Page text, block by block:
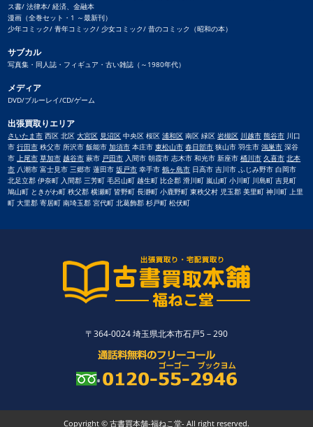
ス書/ 法律本/ 経済、金融本
漫画（全巻セット・1 ～最新刊）
少年コミック/ 青年コミック/ 少女コミック/ 昔のコミック（昭和の本）
サブカル
写真集・同人誌・フィギュア・古い雑誌（～1980年代）
メディア
DVD/ブルーレイ/CD/ゲーム
出張買取りエリア
さいたま市 西区 北区大宮区 見沼区 中央区 桜区浦和区 南区 緑区岩槻区 川越市 熊谷市 川口
市行田市 秩父市 所沢市 飯能市加須市 本庄市東松山市 春日部市 狭山市 羽生市鴻巣市 深谷
市 上尾市 草加市 越谷市 蕨市 戸田市 入間市 朝霞市 志木市 和光市 新座市桶川市 久喜市 北本
市 八潮市 富士見市 三郷市 蓮田市坂戸市 幸手市鶴ヶ島市 日高市 吉川市 ふじみ野市 白岡市
北足立郡 伊奈町 入間郡 三芳町 毛呂山町 越生町 比企郡 滑川町 嵐山町 小川町 川島町 吉見町
鳩山町 ときがわ町 秩父郡 横瀬町 皆野町 長瀞町 小鹿野町 東秩父村 児玉郡 美里町 神川町 上里
町 大里郡 寄居町 南埼玉郡 宮代町 北葛飾郡 杉戸町 松伏町
〒364-0024 埼玉県北本市石戸5－290
Copyright © 古書買本舗-福ねこ堂- All right reserved.